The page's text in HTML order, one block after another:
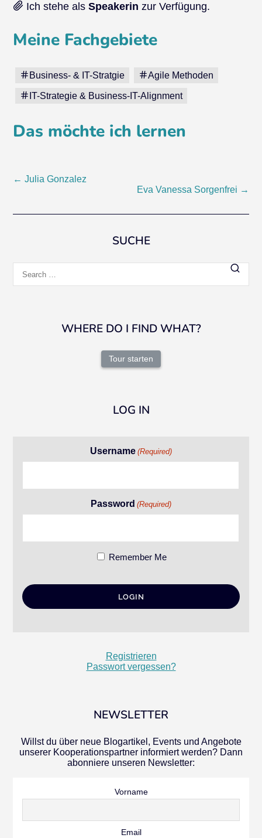
Ich stehe alsSpeakerin zur Verfügung.
Meine Fachgebiete
Business- & IT-Stratgie Agile Methoden
IT-Strategie & Business-IT-Alignment
Das möchte ich lernen
Post
← Julia Gonzalez
Eva Vanessa Sorgenfrei →
SUCHE
for:
WHERE DO I FIND WHAT?
Tour starten
LOG IN
Username (Required)
Password (Required)
Remember Me
Registrieren
Passwort vergessen?
NEWSLETTER
Willst du über neue Blogartikel, Events und Angebote
unserer Kooperationspartner informiert werden? Dann
abonniere unseren Newsletter:
Vorname
Email